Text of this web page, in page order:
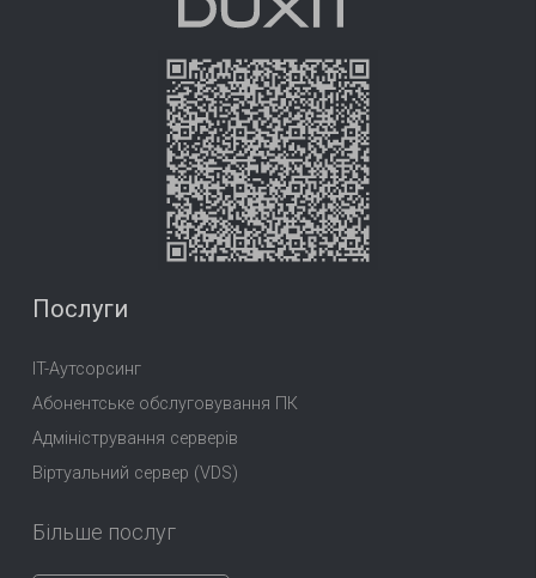
Послуги
IT-Аутсорсинг
Абонентське обслуговування ПК
Адміністрування серверів
Віртуальний сервер (VDS)
Більше послуг